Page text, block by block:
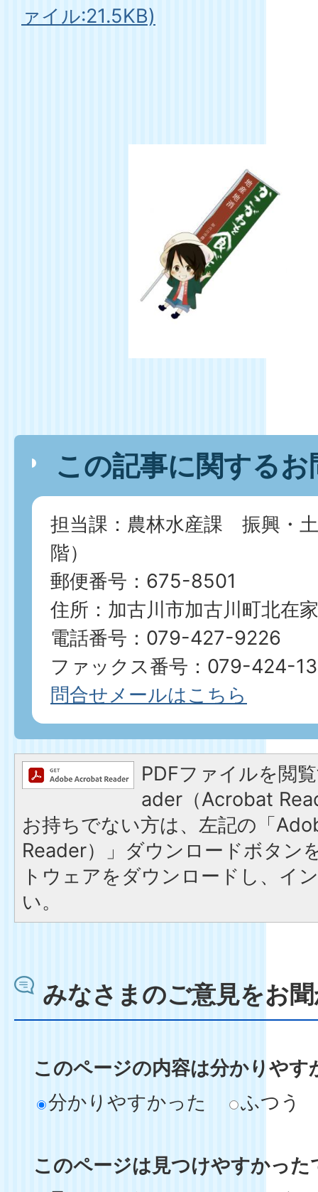
ァイル:21.5KB)
この記事に関する
担当課：農林水産課 振興・
階）
郵便番号：675-8501
住所：加古川市加古川町北在
電話番号：079-427-9226
ファックス番号：079-424-
問合せメールはこちら
PDFファイルを閲
ader（Acrobat
お持ちでない方は、左記の「
Reader）」ダウンロードボタン
トウェアをダウンロードし、イ
い。
みなさまのご意見をお
このページの内容は分かりやす
分かりやすかった
ふつう
このページは見つけやすかった